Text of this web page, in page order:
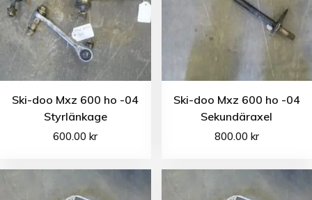
Ski-doo Mxz 600 ho -04
Styrlänkage
600.00kr
Ski-doo Mxz 600 ho -04
Sekundäraxel
800.00 kr